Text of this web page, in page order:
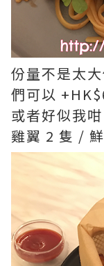
份量不是太
們可以
或者好似我
雞翼 2 隻 /